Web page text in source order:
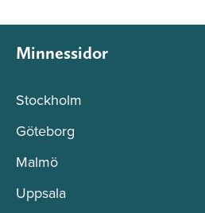
Minnessidor
Stockholm
Göteborg
Malmö
Uppsala